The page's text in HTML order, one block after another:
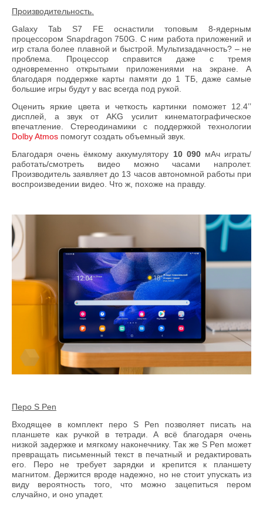
Производительность.
Galaxy
Tab S7 FE
оснастили топовым 8-ядерным
процессором Snapdragon 750G. С ним работа приложений и
игр стала более плавной и быстрой. Мультизадачность? – не
проблема. Процессор справится даже с тремя
одновременно открытыми приложениями на экране. А
благодаря поддержке карты памяти до 1 ТБ, даже самые
большие игры будут у вас всегда под рукой.
Оценить яркие цвета и четкость картинки поможет 12.4’’
дисплей, а звук от AKG усилит кинематографическое
впечатление. Стереодинамики с поддержкой технологии
Dolby Atmos помогут создать объемный звук.
Благодаря очень ёмкому аккумулятору 10 090мАч играть/
работать/смотреть видео можно часами напролет.
Производитель заявляет до 13 часов автономной работы при
воспроизведении видео. Что ж, похоже на правду.
Перо S Pen
Входящее в комплект перо S Pen
позволяет писать на
планшете как ручкой в тетради. А всё благодаря очень
низкой задержке и мягкому наконечнику. Так же S Pen может
превращать письменный текст в печатный и редактировать
его. Перо не требует зарядки и крепится к планшету
магнитом. Держится вроде надежно, но не стоит упускать из
виду вероятность того, что можно зацепиться пером
случайно, и оно упадет.